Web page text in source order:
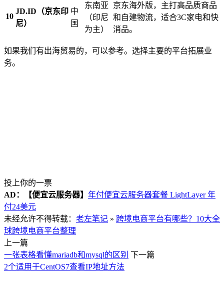
10
JD.ID（京东印
尼）​
中
国
东南亚
（印尼
为主）
京东海外版，主打高品质商品
和自建物流，适合3C家电和快
消品。
如果我们有出海贸易的，可以参考。选择主要的平台拓展业
务。
投上你的一票
AD：
【便宜云服务器】 年付便宜云服务器套餐 LightLayer 年
付24美元
未经允许不得转载： 老左笔记 » 跨境电商平台有哪些？10大全
球跨境电商平台整理
上一篇
一张表格看懂mariadb和mysql的区别 下一篇
2个适用于CentOS7查看IP地址方法